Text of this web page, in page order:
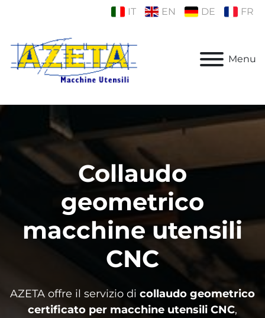
IT EN DE FR
Menu
Collaudo
geometrico
macchine utensili
CNC
AZETA offre il servizio di collaudo geometrico
certificato per macchine utensili CNC,